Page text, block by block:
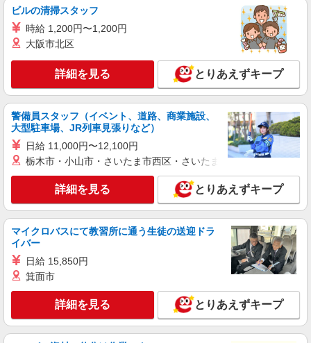
ビルの清掃スタッフ
時給 1,200円〜1,200円
大阪市北区
詳細を見る とりあえずキープ
警備員スタッフ（イベント、道路、商業施設、
大型駐車場、JR列車見張りなど）
日給 11,000円〜12,100円
栃木市・小山市・さいたま市西区・さいたま市岩槻区・久喜市・
詳細を見る とりあえずキープ
マイクロバスにて教習所に通う生徒の送迎ドラ
イバー
日給 15,850円
箕面市
詳細を見る とりあえずキープ